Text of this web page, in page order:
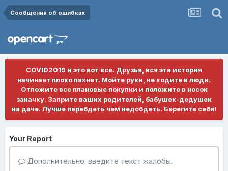
Сообщения об ошибках
COVID2019 и это вот все. Друзья, вся эта история
начинает плохо пахнет. Мойте руки, не ходите в люди.
Отложите все плановые покупки и положите в носок
заначку. Заприте ваших родителей, бабушек-дедушек
на даче. Лучше перебдеть чем недобдеть. Берегите себя!
Your Report
Дополнительно: введите текст жалобы.